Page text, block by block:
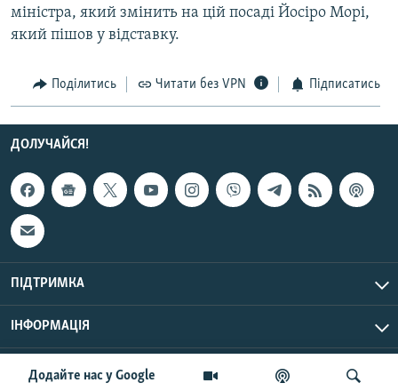
Усі сайти RFE/RL
Додайте нас у Google
міністра, який змінить на цій посаді Йосіро Морі,
який пішов у відставку.
Поділитись Читати без VPN Підписатись
ДОЛУЧАЙСЯ!
ПІДТРИМКА
ІНФОРМАЦІЯ
© Радіо Свобода, 2026 | Усі права застережено.
UTC+3